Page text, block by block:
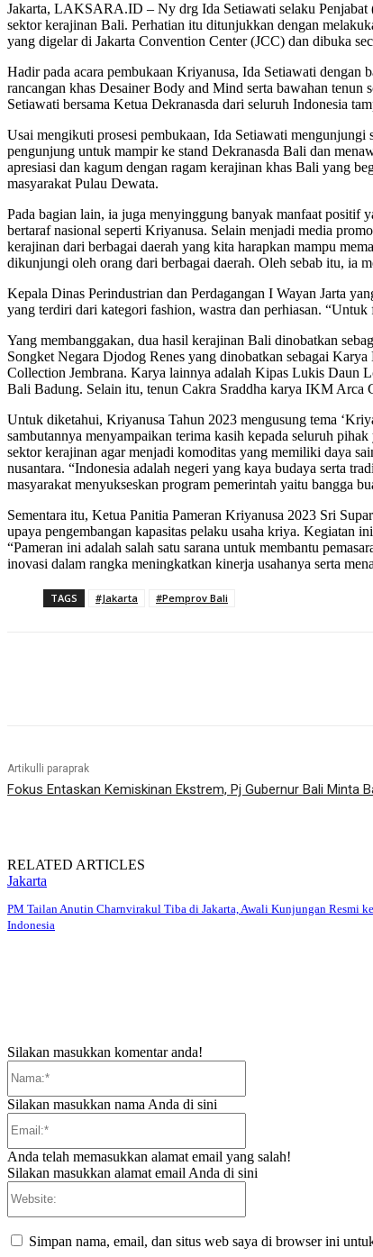
Jakarta, LAKSARA.ID – Ny drg Ida Setiawati selaku Penjabat
sektor kerajinan Bali. Perhatian itu ditunjukkan dengan
yang digelar di Jakarta Convention Center (JCC) dan dibuka
Hadir pada acara pembukaan Kriyanusa, Ida Setiawati dengan
rancangan khas Desainer Body and Mind serta bawahan tenun
Setiawati bersama Ketua Dekranasda dari seluruh Indonesia
Usai mengikuti prosesi pembukaan, Ida Setiawati
pengunjung untuk mampir ke stand Dekranasda Bali dan
apresiasi dan kagum dengan ragam kerajinan khas Bali yang
masyarakat Pulau Dewata.
Pada bagian lain, ia juga menyinggung banyak manfaat positif
bertaraf nasional seperti Kriyanusa. Selain menjadi media
kerajinan dari berbagai daerah yang kita harapkan mampu
dikunjungi oleh orang dari berbagai daerah. Oleh sebab itu,
Kepala Dinas Perindustrian dan Perdagangan I Wayan Jarta
yang terdiri dari kategori fashion, wastra dan perhiasan.
Yang membanggakan, dua hasil kerajinan Bali dinobatkan
Songket Negara Djodog Renes yang dinobatkan sebagai
Collection Jembrana. Karya lainnya adalah Kipas Lukis Daun
Bali Badung. Selain itu, tenun Cakra Sraddha karya IKM Arca
Untuk diketahui, Kriyanusa Tahun 2023 mengusung tema
sambutannya menyampaikan terima kasih kepada seluruh
sektor kerajinan agar menjadi komoditas yang memiliki daya
nusantara. “Indonesia adalah negeri yang kaya budaya serta
masyarakat menyukseskan program pemerintah yaitu bangga
Sementara itu, Ketua Panitia Pameran Kriyanusa 2023 Sri
upaya pengembangan kapasitas pelaku usaha kriya. Kegiatan
“Pameran ini adalah salah satu sarana untuk membantu
inovasi dalam rangka meningkatkan kinerja usahanya serta
TAGS #Jakarta #Pemprov Bali
Artikulli paraprak
Fokus Entaskan Kemiskinan Ekstrem, Pj Gubernur Bali Minta
RELATED ARTICLES
Jakarta
PM Tailan Anutin Charnvirakul Tiba di Jakarta, Awali Kunjungan Resmi ke
Indonesia
Silakan masukkan komentar anda!
Silakan masukkan nama Anda di sini
Anda telah memasukkan alamat email yang salah!
Silakan masukkan alamat email Anda di sini
Simpan nama, email, dan situs web saya di browser ini